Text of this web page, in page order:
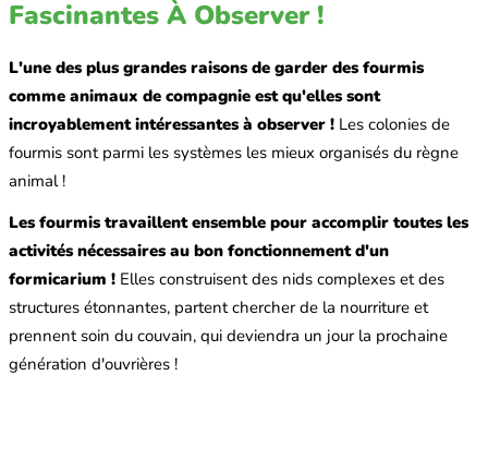
Fascinantes À Observer !
L'une des plus grandes raisons de garder des fourmis
comme animaux de compagnie est qu'elles sont
incroyablement intéressantes à observer ! Les colonies de
fourmis sont parmi les systèmes les mieux organisés du règne
animal !
Les fourmis travaillent ensemble pour accomplir toutes les
activités nécessaires au bon fonctionnement d'un
formicarium ! Elles construisent des nids complexes et des
structures étonnantes, partent chercher de la nourriture et
prennent soin du couvain, qui deviendra un jour la prochaine
génération d'ouvrières !